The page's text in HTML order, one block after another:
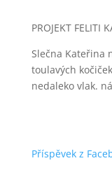
PROJEKT FELITI
Slečna Kateřina
toulavých
nedaleko vlak.
Příspěvek z